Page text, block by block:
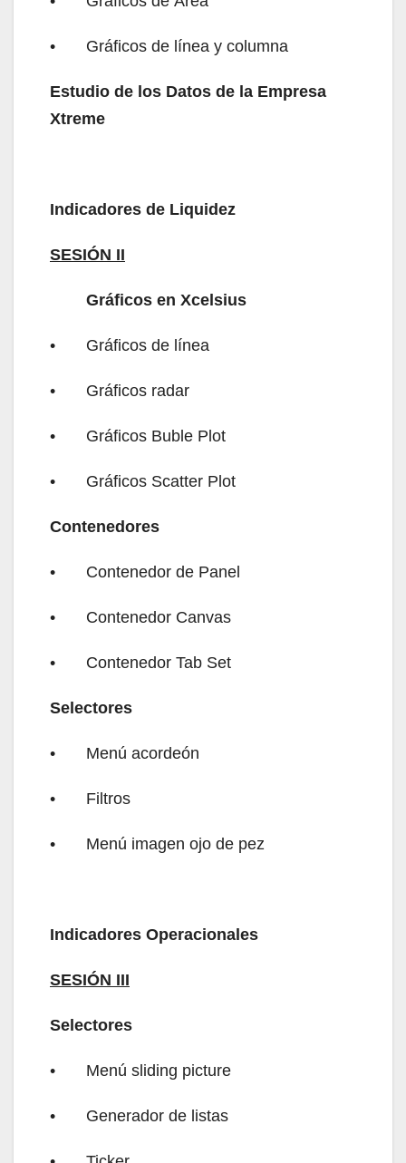
• Gráficos de línea y columna
Estudio de los Datos de la Empresa
Xtreme
Indicadores de Liquidez
SESIÓN II
Gráficos en Xcelsius
• Gráficos de línea
• Gráficos radar
• Gráficos Buble Plot
• Gráficos Scatter Plot
Contenedores
• Contenedor de Panel
• Contenedor Canvas
• Contenedor Tab Set
Selectores
• Menú acordeón
• Filtros
• Menú imagen ojo de pez
Indicadores Operacionales
SESIÓN III
Selectores
• Menú sliding picture
• Generador de listas